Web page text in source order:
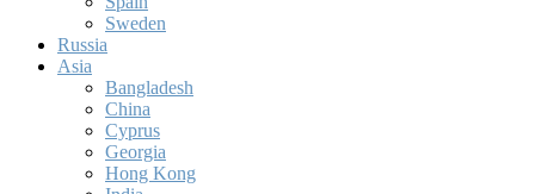
Sweden
Russia
Asia
Bangladesh
China
Cyprus
Georgia
Hong Kong